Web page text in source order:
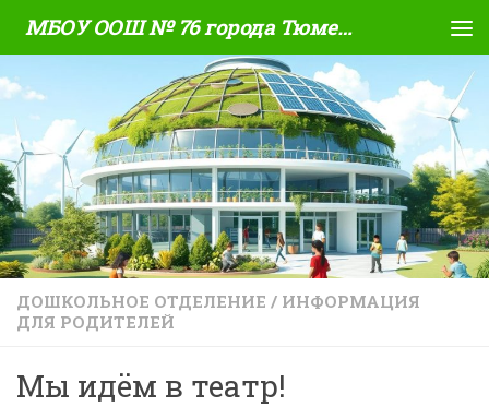
Skip to content МБОУ ООШ № 76 города Тюмени
ДОШКОЛЬНОЕ ОТДЕЛЕНИЕ / ИНФОРМАЦИЯ
ДЛЯ РОДИТЕЛЕЙ
Мы идём в театр!